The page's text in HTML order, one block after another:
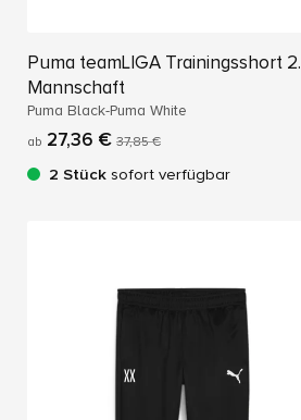
Puma teamLIGA Trainingsshort 2.
Mannschaft
Puma Black-Puma White
ab 27,36 € 37,85 €
2 Stück sofort verfügbar